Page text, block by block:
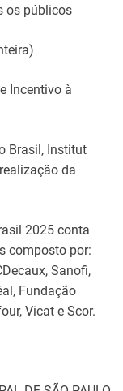
os públicos
Incentivo à
Brasil, Institut
da
2025 conta
composto por:
Sanofi,
Fundação
Vicat e Scor.